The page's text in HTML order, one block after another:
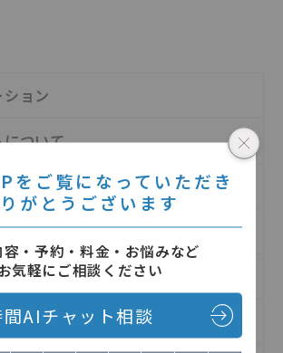
ョン
ついて
いて
いて
をご覧になっていただき
がとうございます
・予約・料金・お悩みなど
気軽にご相談ください
AIチャット相談